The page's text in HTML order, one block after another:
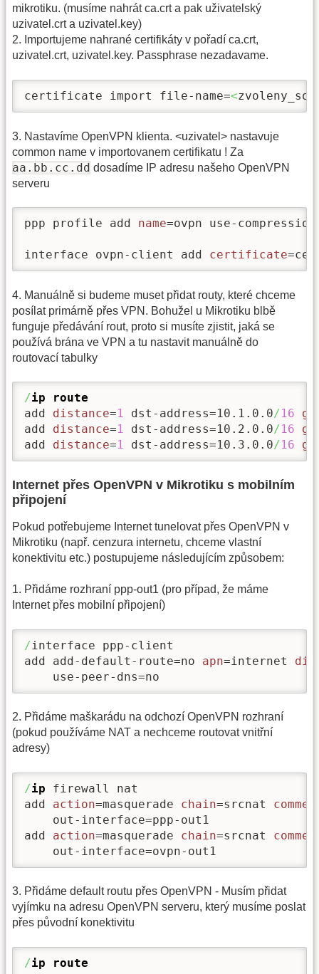
mikrotiku. (musíme nahrát ca.crt a pak uživatelský
uzivatel.crt a uzivatel.key)
2. Importujeme nahrané certifikáty v pořadí ca.crt,
uzivatel.crt, uzivatel.key. Passphrase nezadavame.
certificate import file-name=<
3. Nastavíme OpenVPN klienta. <uzivatel> nastavuje
common name v importovanem certifikatu ! Za
aa.bb.cc.dd dosadíme IP adresu našeho OpenVPN
serveru
ppp profile add name=ovpn use-
interface ovpn-client add certificate
4. Manuálně si budeme muset přidat routy, které chceme
posílat primárně přes VPN. Bohužel u Mikrotiku blbě
funguje předávání rout, proto si musíte zjistit, jaká se
používá brána ve VPN a tu nastavit manuálně do
routovací tabulky
/ip route
add distance=1 dst-address=10.1.0.0/16
add distance=1 dst-address=10.2.0.0/16
add distance=1 dst-address=10.3.0.0/16
Internet přes OpenVPN v Mikrotiku s mobilním
připojení
Pokud potřebujeme Internet tunelovat přes OpenVPN v
Mikrotiku (např. cenzura internetu, chceme vlastní
konektivitu etc.) postupujeme následujícím způsobem:
1. Přidáme rozhraní ppp-out1 (pro případ, že máme
Internet přes mobilní připojení)
/interface ppp-client
add add-default-route=no apn=internet
    use-peer-dns=no
2. Přidáme maškarádu na odchozí OpenVPN rozhraní
(pokud používáme NAT a nechceme routovat vnitřní
adresy)
/ip firewall nat
add action=masquerade chain=srcnat
    out-interface=ppp-out1
add action=masquerade chain=srcnat
    out-interface=ovpn-out1
3. Přidáme default routu přes OpenVPN - Musím přidat
vyjímku na adresu OpenVPN serveru, který musíme poslat
přes původní konektivitu
/ip route